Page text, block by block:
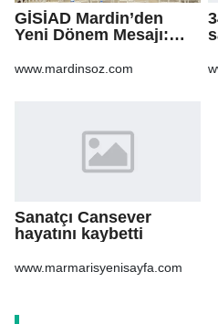
GİSİAD Mardin’den
Yeni Dönem Mesajı:
Daha Çok Üretim
www.mardinsoz.com
Sanatçı Cansever
hayatını kaybetti
www.marmarisyenisayfa.com